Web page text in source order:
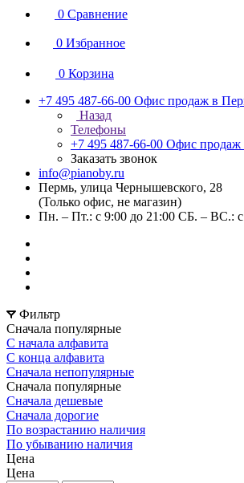
0 Сравнение
0 Избранное
0 Корзина
+7 495 487-66-00 Офис продаж в
Назад
Телефоны
+7 495 487-66-00 Офис продаж
Заказать звонок
info@pianoby.ru
Пермь, улица Чернышевского, 28
(Только офис, не магазин)
Пн. – Пт.: с 9:00 до 21:00 СБ. – ВС.: с
Фильтр
Сначала популярные
С начала алфавита
С конца алфавита
Сначала непопулярные
Сначала популярные
Сначала дешевые
Сначала дорогие
По возрастанию наличия
По убыванию наличия
Цена
Цена